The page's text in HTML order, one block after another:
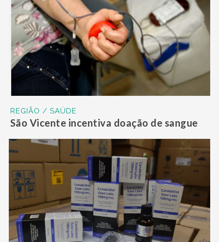
REGIÃO / SAÚDE
São Vicente incentiva doação de sangue